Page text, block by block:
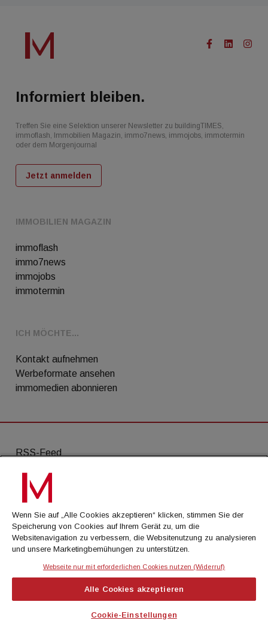
IMMOBILIEN MAGAZIN
immoflash
immo7news
immojobs
immotermin
ICH MÖCHTE...
Kontakt aufnehmen
Werbeformate ansehen
immomedien abonnieren
Informiert bleiben.
Treffen Sie eine Selektion unserer Newsletter zu buildingTIMES,
immoflash, Immobilien Magazin, immo7news, immojobs, immotermin
oder dem Morgenjournal
Jetzt anmelden
© Cachalot Media House GmbH - Alle Rechte
RSS-Feed
AGB
Datenschutz
Kontakt
Impressum
Wenn Sie auf „Alle Cookies akzeptieren“ klicken, stimmen Sie der
Speicherung von Cookies auf Ihrem Gerät zu, um die
Websitenavigation zu verbessern, die Websitenutzung zu analysieren
und unsere Marketingbemühungen zu unterstützen.
Webseite nur mit erforderlichen Cookies nutzen (Widerruf)
Alle Cookies akzeptieren
Cookie-Einstellungen